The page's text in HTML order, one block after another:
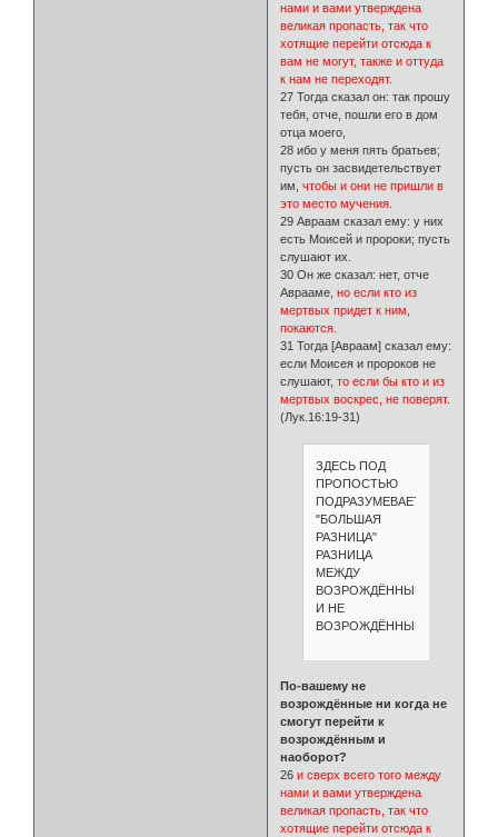
нами и вами утверждена
великая пропасть, так что
хотящие перейти отсюда к
вам не могут, также и оттуда
к нам не переходят.
27 Тогда сказал он: так прошу
тебя, отче, пошли его в дом
отца моего,
28 ибо у меня пять братьев;
пусть он засвидетельствует
им,чтобы и они не пришли в
это место мучения.
29 Авраам сказал ему: у них
есть Моисей и пророки; пусть
слушают их.
30 Он же сказал: нет, отче
Аврааме,но если кто из
мертвых придет к ним,
покаются.
31 Тогда [Авраам] сказал ему:
если Моисея и пророков не
слушают, то если бы кто и из
мертвых воскрес, не поверят.
(Лук.16:19-31)
ЗДЕСЬ ПОД
ПРОПОСТЬЮ
ПОДРАЗУМЕВАЕТСЯ
"БОЛЬШАЯ
РАЗНИЦА"
РАЗНИЦА
МЕЖДУ
ВОЗРОЖДЁННЫМИ
И НЕ
ВОЗРОЖДЁННЫМИ.
По-вашему не
возрождённые ни когда не
смогут перейти к
возрождённым и
наоборот?
26и сверх всего того между
нами и вами утверждена
великая пропасть, так что
хотящие перейти отсюда к